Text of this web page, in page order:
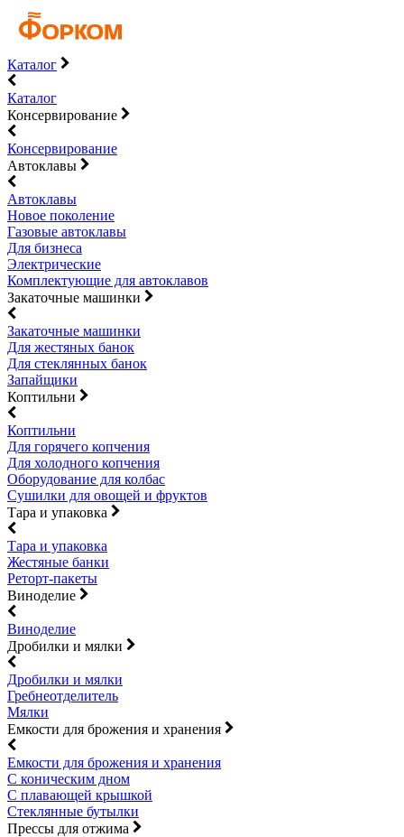
Каталог
Каталог
Консервирование
Консервирование
Автоклавы
Автоклавы
Новое поколение
Газовые автоклавы
Для бизнеса
Электрические
Комплектующие для автоклавов
Закаточные машинки
Закаточные машинки
Для жестяных банок
Для стеклянных банок
Запайщики
Коптильни
Коптильни
Для горячего копчения
Для холодного копчения
Оборудование для колбас
Сушилки для овощей и фруктов
Тара и упаковка
Тара и упаковка
Жестяные банки
Реторт-пакеты
Виноделие
Виноделие
Дробилки и мялки
Дробилки и мялки
Гребнеотделитель
Мялки
Емкости для брожения и хранения
Емкости для брожения и хранения
С коническим дном
С плавающей крышкой
Стеклянные бутылки
Прессы для отжима